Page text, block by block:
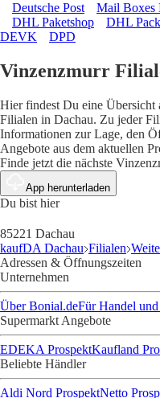
Deutsche Post Mail Boxes
DHL Paketshop
DHL
DEVK
DPD
Vinzenzmurr
Hier findest Du eine Übersicht
Filialen in Dachau. Zu jeder
Informationen zur Lage, den
Angebote aus dem aktuellen
Finde jetzt die nächste
App herunterladen
Du bist hier
85221 Dachau
kaufDA Dachau Filialen
Adressen & Öffnungszeiten
Unternehmen
Über Bonial.deFür Handel
Supermarkt Angebote
EDEKA ProspektKaufland
Beliebte Händler
Aldi Nord ProspektNetto